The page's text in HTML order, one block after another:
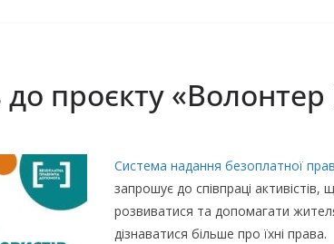
проєкту
Система надання безоплатної
запрошує до співпраці
розвиватися та допомагати
дізнаватися більше про їхні права.